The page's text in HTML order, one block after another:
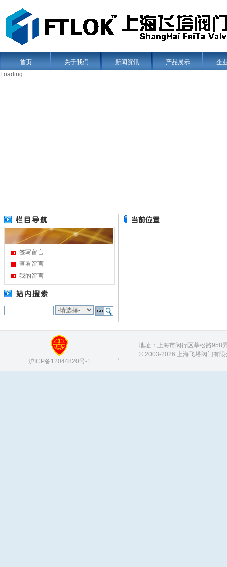
首页 关于我们 新闻资讯 产品展示
企
Loading...
签写留言
查看留言
我的留言
沪ICP备12044820号-1
地址：上海市闵行区莘松路
© 2003-2026 上海飞塔阀门有